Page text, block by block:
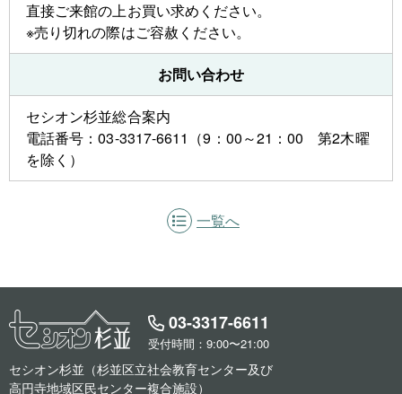
直接ご来館の上お買い求めください。
※売り切れの際はご容赦ください。
お問い合わせ
セシオン杉並総合案内
電話番号：03-3317-6611（9：00～21：00 第2木曜
を除く）
一覧へ
03-3317-6611
受付時間：9:00〜21:00
セシオン杉並（杉並区立社会教育センター及び
高円寺地域区民センター複合施設）